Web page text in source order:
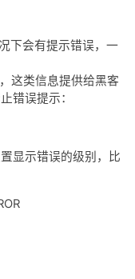
下会有提示错误，一
这类信息提供给黑客
错误提示：
显示错误的级别，比